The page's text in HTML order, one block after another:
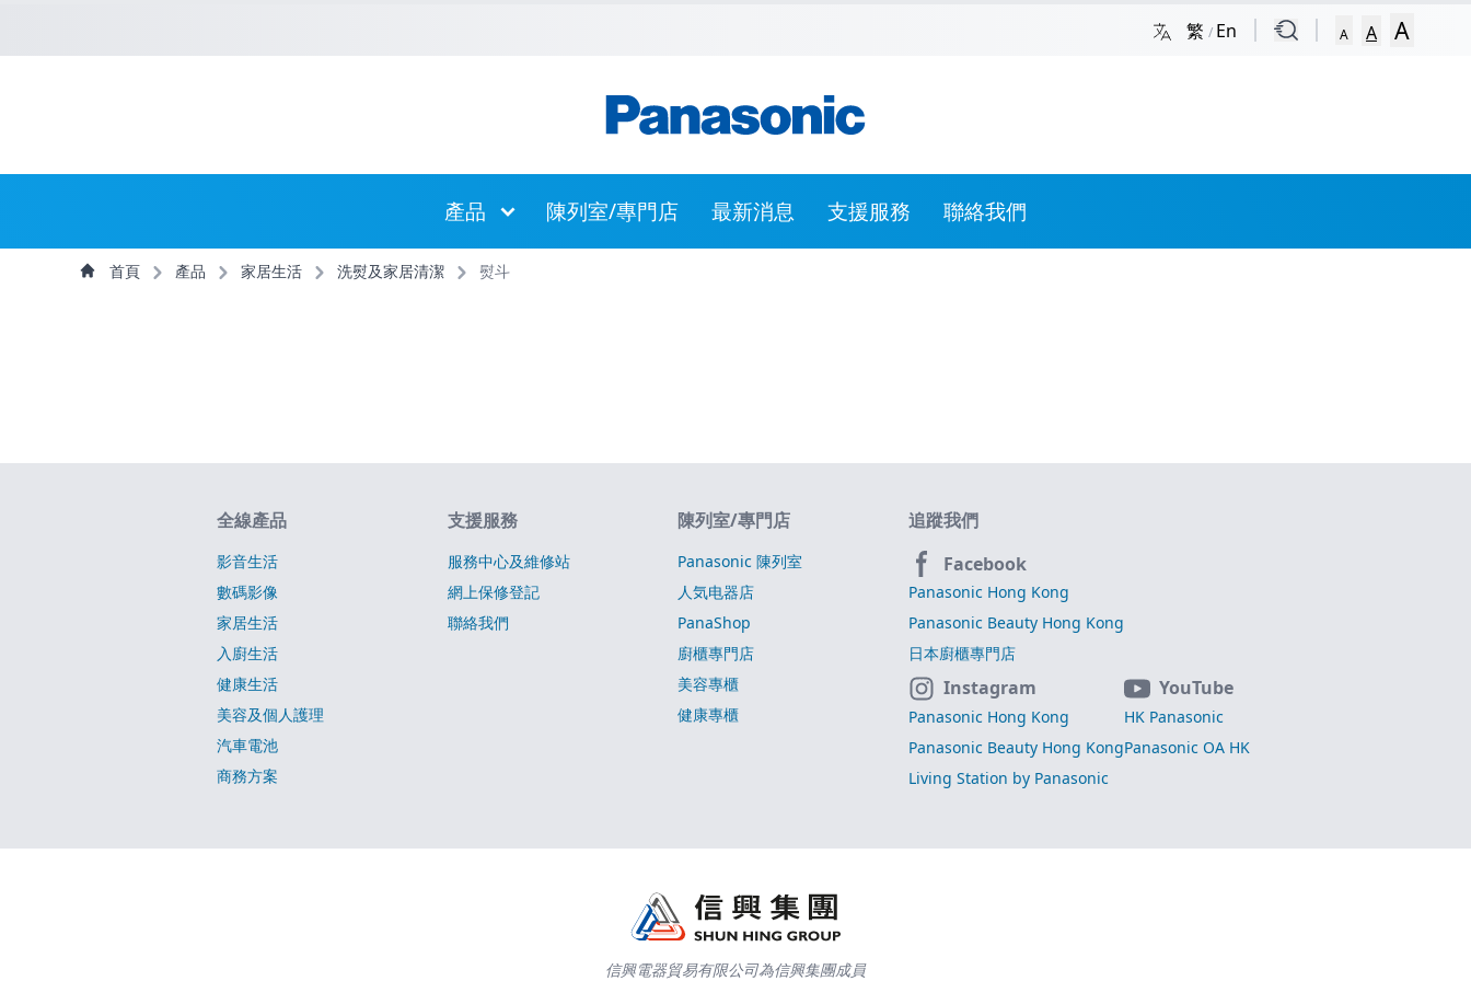
繁/ En A A A
產品 陳列室/專門店 最新消息 支援服務 聯絡我們
首頁 產品 家居生活 洗熨及家居清潔 熨斗
網站指南
全線產品
影音生活
數碼影像
家居生活
入廚生活
健康生活
美容及個人護理
汽車電池
商務方案
支援服務
服務中心及維修站
網上保修登記
聯絡我們
陳列室/專門店
Panasonic 陳列室
人気电器店
PanaShop
廚櫃專門店
美容專櫃
健康專櫃
追蹤我們
Facebook
Panasonic Hong Kong
Panasonic Beauty Hong Kong
日本廚櫃專門店
Instagram
Panasonic Hong Kong
Panasonic Beauty Hong Kong
Living Station by Panasonic
YouTube
HK Panasonic
Panasonic OA HK
信興電器貿易有限公司為信興集團成員